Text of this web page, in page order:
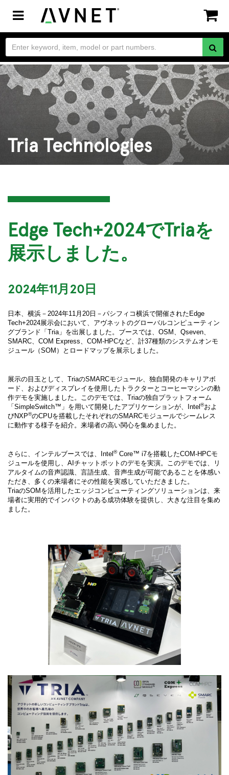
Toggle
navigation
Tria Technologies
Edge Tech+2024でTriaを
展示しました。
2024年11月20日
日本、横浜－2024年11月20日－パシフィコ横浜で開催されたEdge
Tech+2024展示会において、アヴネットのグローバルコンピューティン
グブランド「Tria」を出展しました。ブースでは、OSM、Qseven、
SMARC、COM Express、COM-HPCなど、計37種類のシステムオンモ
ジュール（SOM）とロードマップを展示しました。
展示の目玉として、TriaのSMARCモジュール、独自開発のキャリアボ
ード、およびディスプレイを使用したトラクターとコーヒーマシンの動
作デモを実施しました。このデモでは、Triaの独自プラットフォーム
「SimpleSwitch™」を用いて開発したアプリケーションが、Intel ®およ
びNXP®のCPUを搭載したそれぞれのSMARCモジュールでシームレス
に動作する様子を紹介。来場者の高い関心を集めました。
さらに、インテルブースでは、Intel ®Core™ i7を搭載したCOM-HPCモ
ジュールを使用し、AIチャットボットのデモを実演。このデモでは、リ
アルタイムの音声認識、言語生成、音声生成が可能であることを体感い
ただき、多くの来場者にその性能を実感していただきました。
TriaのSOMを活用したエッジコンピューティングソリューションは、来
場者に実用的でインパクトのある成功体験を提供し、大きな注目を集め
ました。